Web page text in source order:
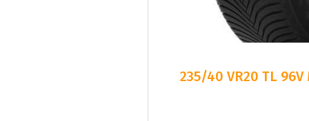
235/40 VR20 TL 96V